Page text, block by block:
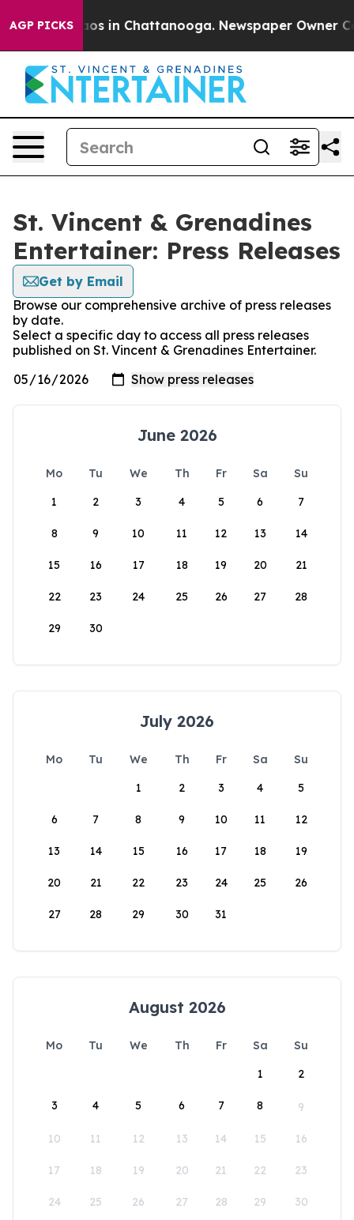
AGP PICKSChaos in Chattanooga. Newspaper Owner
St. Vincent & Grenadines
Entertainer: Press Releases
Get by Email
Browse our comprehensive archive of press releases
by date.
Select a specific day to access all press releases
published on St. Vincent & Grenadines Entertainer.
June 2026
Mo Tu We Th Fr Sa
Su
1
2 3 4 5 6 7
8 9 10 11 12 13 14
15 16 17 18 19 20 21
22 23 24 25 26 27 28
29 30
July 2026
Mo Tu We Th Fr Sa
Su
1
2 3 4 5
6 7 8 9 10 11 12
13 14 15 16 17 18 19
20 21 22 23 24 25 26
27 28 29 30 31
August 2026
Mo Tu We Th Fr Sa
Su
1
2
3 4 5 6 7 8 9
10 11 12 13 14 15 16
17 18 19 20 21 22 23
24 25 26 27 28 29 30